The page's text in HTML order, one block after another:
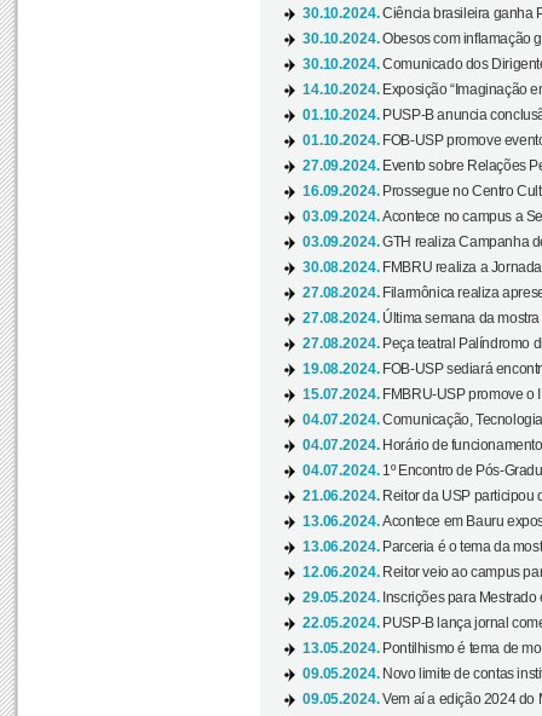
30.10.2024.Ciência brasileira ganha
30.10.2024.Obesos com inflamação
30.10.2024.Comunicado dos
14.10.2024. Exposição “Imaginação
01.10.2024. PUSP-B anuncia
01.10.2024. FOB-USP promove
27.09.2024. Evento sobre Relações
16.09.2024. Prossegue no Centro
03.09.2024.Acontece no campus a
03.09.2024.GTH realiza Campanha
30.08.2024. FMBRU realiza a
27.08.2024. Filarmônica realiza
27.08.2024. Última semana da
27.08.2024. Peça teatral Palíndromo
19.08.2024. FOB-USP sediará
15.07.2024. FMBRU-USP promove o
04.07.2024.Comunicação,
04.07.2024. Horário de
04.07.2024. 1º Encontro de Pós-
21.06.2024. Reitor da USP participou
13.06.2024.Acontece em Bauru
13.06.2024. Parceria é o tema da
12.06.2024. Reitor veio ao campus
29.05.2024. Inscrições para
22.05.2024. PUSP-B lança jornal
13.05.2024. Pontilhismo é tema de
09.05.2024. Novo limite de contas
09.05.2024.Vem aí a edição 2024 do